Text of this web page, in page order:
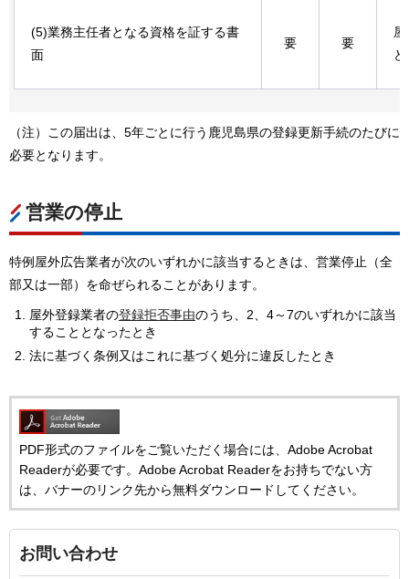
(5)業務主任者となる資格を証する書
面
要 要
ど
（注）この届出は、5年ごとに行う鹿児島県の登録更新手続のたびに
必要となります。
営業の停止
特例屋外広告業者が次のいずれかに該当するときは、営業停止（全
部又は一部）を命ぜられることがあります。
屋外登録業者の登録拒否事由のうち、2、4～7のいずれかに該当
することとなったとき
法に基づく条例又はこれに基づく処分に違反したとき
PDF形式のファイルをご覧いただく場合には、Adobe Acrobat
Readerが必要です。Adobe Acrobat Readerをお持ちでない方
は、バナーのリンク先から無料ダウンロードしてください。
お問い合わせ